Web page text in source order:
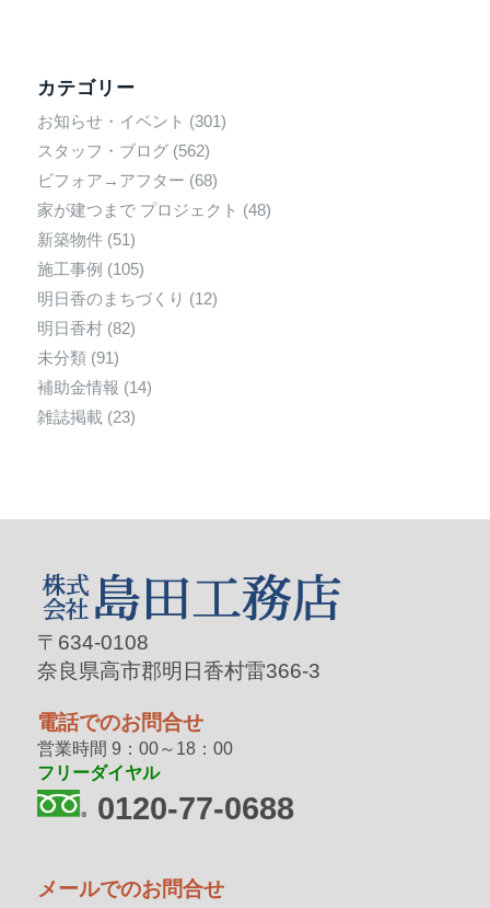
カテゴリー
お知らせ・イベント (301)
スタッフ・ブログ(562)
ビフォア→アフター (68)
家が建つまで プロジェクト (48)
新築物件(51)
施工事例 (105)
明日香のまちづくり (12)
明日香村(82)
未分類(91)
補助金情報 (14)
雑誌掲載 (23)
〒634-0108
奈良県高市郡明日香村雷366-3
電話でのお問合せ
営業時間 9：00～18：00
フリーダイヤル
0120-77-0688
メールでのお問合せ